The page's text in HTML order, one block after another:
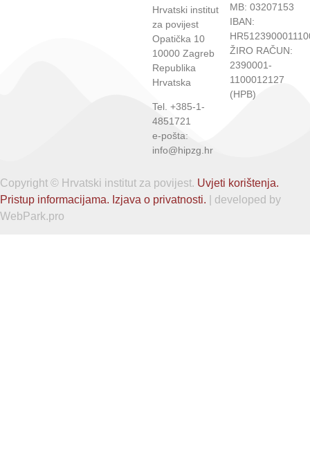
Hrvatski institut
za povijest
Opatička 10
10000 Zagreb
Republika
Hrvatska
Tel. +385-1-
4851721
e-pošta:
info@hipzg.hr
MB: 03207153
IBAN:
ŽIRO RAČUN:
2390001-
1100012127
(HPB)
Copyright © Hrvatski institut za povijest. Uvjeti korištenja.
Pristup informacijama. Izjava o privatnosti. | developed by
WebPark.pro